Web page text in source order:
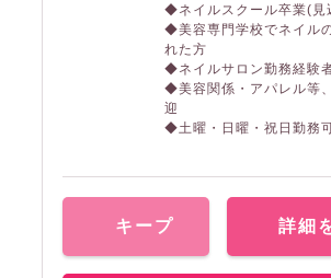
◆ネイルスクール卒業(見
◆美容専門学校でネイル
れた方
◆ネイルサロン勤務経験
◆美容関係・アパレル等
迎
◆土曜・日曜・祝日勤務
キープ 詳細